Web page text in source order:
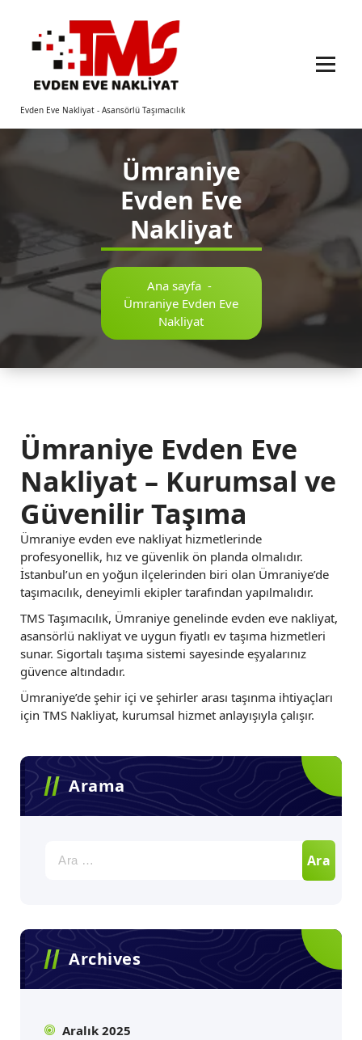
Evden Eve Nakliyat - Asansörlü Taşımacılık
Ümraniye
Evden Eve
Nakliyat
Ana sayfa -
Ümraniye Evden Eve
Nakliyat
Ümraniye Evden Eve
Nakliyat – Kurumsal ve
Güvenilir Taşıma
Ümraniye evden eve nakliyat hizmetlerinde
profesyonellik, hız ve güvenlik ön planda olmalıdır.
İstanbul’un en yoğun ilçelerinden biri olan Ümraniye’de
taşımacılık, deneyimli ekipler tarafından yapılmalıdır.
TMS Taşımacılık, Ümraniye genelinde evden eve nakliyat,
asansörlü nakliyat ve uygun fiyatlı ev taşıma hizmetleri
sunar. Sigortalı taşıma sistemi sayesinde eşyalarınız
güvence altındadır.
Ümraniye’de şehir içi ve şehirler arası taşınma ihtiyaçları
için TMS Nakliyat, kurumsal hizmet anlayışıyla çalışır.
Arama
Archives
Aralık 2025